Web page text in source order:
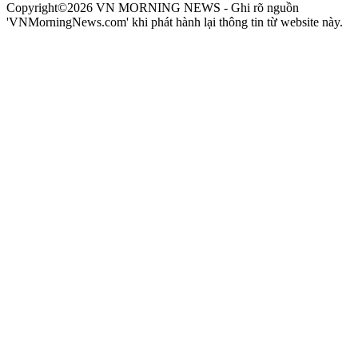
Copyright©2026 VN MORNING NEWS - Ghi rõ nguồn
'VNMorningNews.com' khi phát hành lại thông tin từ website này.